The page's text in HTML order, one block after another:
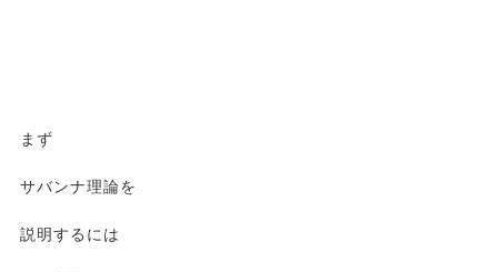
まず
サバンナ理論を
説明するには